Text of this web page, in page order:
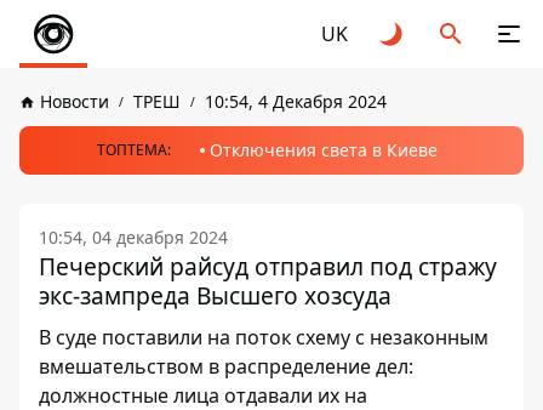
UK
Новости ТРЕШ 10:54, 4 Декабря 2024
ТОПТЕМА: Отключения света в Киеве
10:54, 04 декабря 2024
Печерский райсуд отправил под стражу
экс-зампреда Высшего хозсуда
В суде поставили на поток схему с незаконным
вмешательством в распределение дел:
должностные лица отдавали их на